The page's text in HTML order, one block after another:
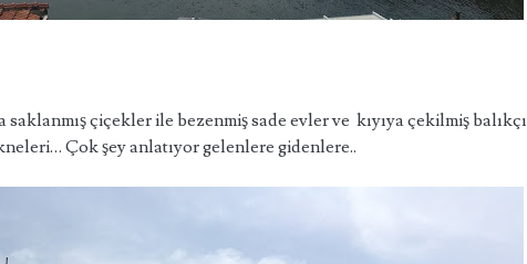
çiçekler ile bezenmiş sade evler ve kıyıya çekilmiş balıkçı
Çok şey anlatıyor gelenlere gidenlere..